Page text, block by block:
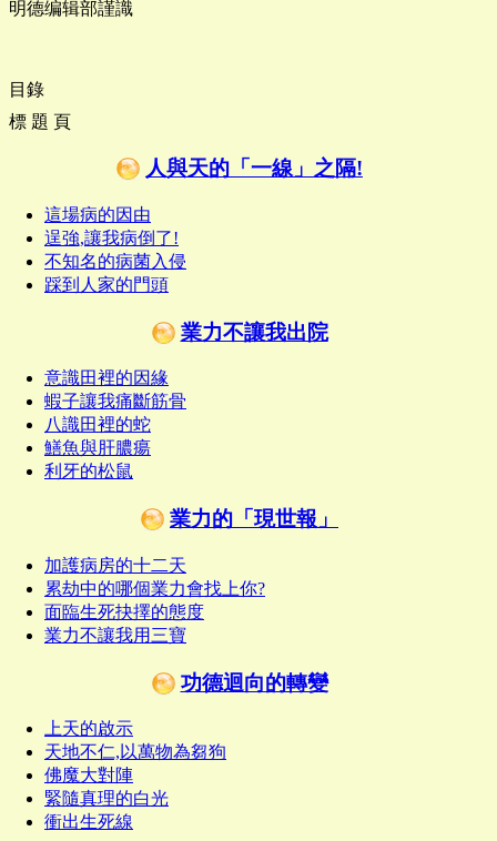
明德编辑部謹識
目錄
標 題 頁
人與天的「一線」之隔!
這場病的因由
逞強,讓我病倒了!
不知名的病菌入侵
踩到人家的門頭
業力不讓我出院
意識田裡的因緣
蝦子讓我痛斷筋骨
八識田裡的蛇
鱔魚與肝膿瘍
利牙的松鼠
業力的「現世報」
加護病房的十二天
累劫中的哪個業力會找上你?
面臨生死抉擇的態度
業力不讓我用三寶
功德迴向的轉變
上天的啟示
天地不仁,以萬物為芻狗
佛魔大對陣
緊隨真理的白光
衝出生死線